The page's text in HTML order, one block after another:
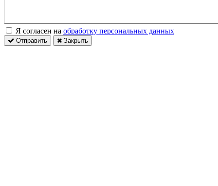
Я согласен на обработку персональных данных
Отправить Закрыть